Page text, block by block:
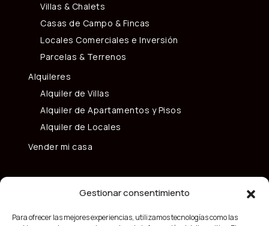
Gestionar consentimiento
Para ofrecer las mejores experiencias, utilizamos tecnologías como las
Villas & Chalets
Casas de Campo & Fincas
Locales Comerciales e Inversión
Parcelas & Terrenos
Alquileres
Alquiler de Villas
Alquiler de Apartamentos y Pisos
Alquiler de Locales
Vender mi casa